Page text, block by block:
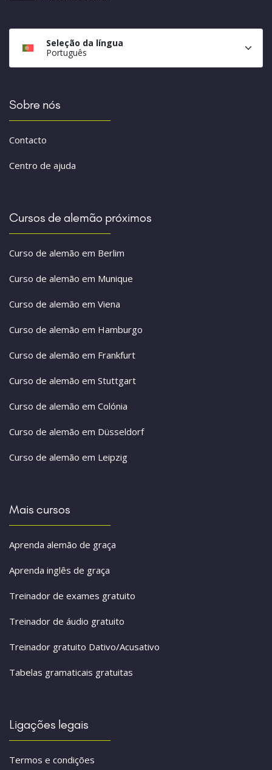
Seleção da língua
Português
Sobre nós
Contacto
Centro de ajuda
Cursos de alemão próximos
Curso de alemão em Berlim
Curso de alemão em Munique
Curso de alemão em Viena
Curso de alemão em Hamburgo
Curso de alemão em Frankfurt
Curso de alemão em Stuttgart
Curso de alemão em Colónia
Curso de alemão em Düsseldorf
Curso de alemão em Leipzig
Mais cursos
Aprenda alemão de graça
Aprenda inglês de graça
Treinador de exames gratuito
Treinador de áudio gratuito
Treinador gratuito Dativo/Acusativo
Tabelas gramaticais gratuitas
Ligações legais
Termos e condições